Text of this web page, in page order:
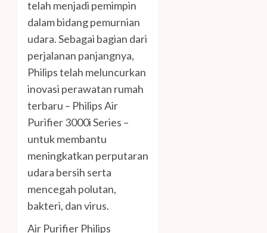
telah menjadi pemimpin
dalam bidang pemurnian
udara. Sebagai bagian dari
perjalanan panjangnya,
Philips telah meluncurkan
inovasi perawatan rumah
terbaru – Philips Air
Purifier 3000i Series –
untuk membantu
meningkatkan perputaran
udara bersih serta
mencegah polutan,
bakteri, dan virus.
Air Purifier Philips